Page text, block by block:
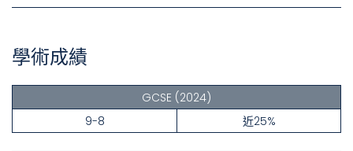
學術成績
GCSE (2024)
9-8
近25%